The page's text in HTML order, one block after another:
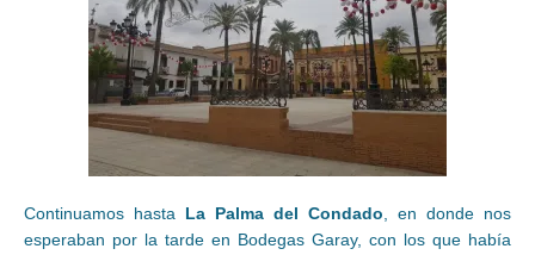
Continuamos hasta La Palma del Condado, en donde nos
esperaban por la tarde en Bodegas Garay, con los que había